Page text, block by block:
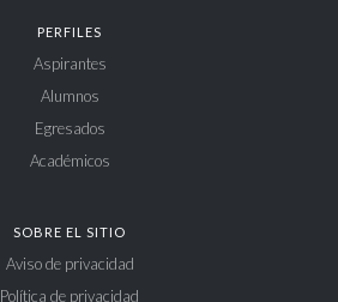
PERFILES
Aspirantes
Alumnos
Egresados
Académicos
SOBRE EL SITIO
Aviso de privacidad
Política de privacidad